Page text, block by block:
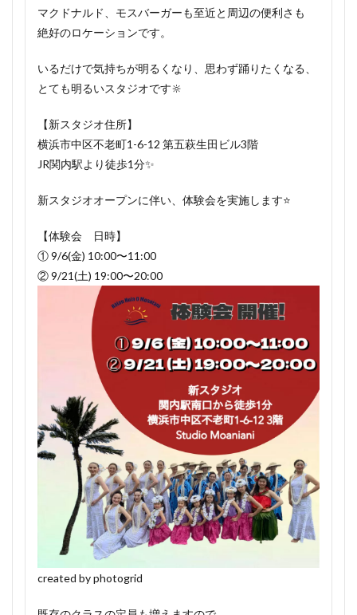
マクドナルド、モスバーガーも至近と周辺の便利さも
絶好のロケーションです。
いるだけで気持ちが明るくなり、思わず踊りたくなる、
とても明るいスタジオです🔆
【新スタジオ住所】
横浜市中区不老町1-6-12 第五萩生田ビル3階
JR関内駅より徒歩1分✨
新スタジオオープンに伴い、体験会を実施します⭐️
【体験会 日時】
① 9/6(金) 10:00〜11:00
② 9/21(土) 19:00〜20:00
created by photogrid